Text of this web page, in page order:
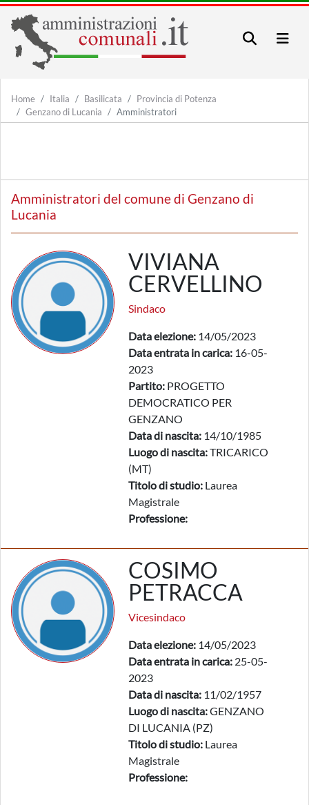
Home Italia Basilicata
Provincia di Potenza
Genzano di Lucania
Amministratori
Amministratori del comune di Genzano di
Lucania
VIVIANA
CERVELLINO
Sindaco
Data elezione: 14/05/2023
Data entrata in carica: 16-05-
2023
Partito: PROGETTO
DEMOCRATICO PER
GENZANO
Data di nascita: 14/10/1985
Luogo di nascita:TRICARICO
(MT)
Titolo di studio: Laurea
Magistrale
Professione:
COSIMO
PETRACCA
Vicesindaco
Data elezione: 14/05/2023
Data entrata in carica: 25-05-
2023
Data di nascita: 11/02/1957
Luogo di nascita:GENZANO
DI LUCANIA (PZ)
Titolo di studio: Laurea
Magistrale
Professione: